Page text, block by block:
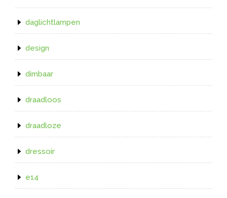
daglichtlampen
design
dimbaar
draadloos
draadloze
dressoir
e14